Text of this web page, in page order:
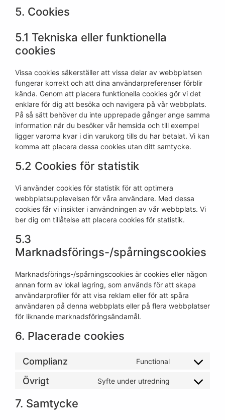
5. Cookies
5.1 Tekniska eller funktionella
cookies
Vissa cookies säkerställer att vissa delar av webbplatsen
fungerar korrekt och att dina användarpreferenser förblir
kända. Genom att placera funktionella cookies gör vi det
enklare för dig att besöka och navigera på vår webbplats.
På så sätt behöver du inte upprepade gånger ange samma
information när du besöker vår hemsida och till exempel
ligger varorna kvar i din varukorg tills du har betalat. Vi kan
komma att placera dessa cookies utan ditt samtycke.
5.2 Cookies för statistik
Vi använder cookies för statistik för att optimera
webbplatsupplevelsen för våra användare. Med dessa
cookies får vi insikter i användningen av vår webbplats. Vi
ber dig om tillåtelse att placera cookies för statistik.
5.3
Marknadsförings-/spårningscookies
Marknadsförings-/spårningscookies är cookies eller någon
annan form av lokal lagring, som används för att skapa
användarprofiler för att visa reklam eller för att spåra
användaren på denna webbplats eller på flera webbplatser
för liknande marknadsföringsändamål.
6. Placerade cookies
Complianz Functional
Övrigt Syfte under utredning
7. Samtycke